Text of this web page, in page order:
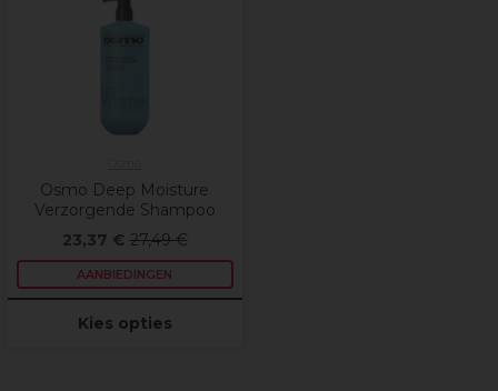
Osmo Deep Moisture
Verzorgende Shampoo
23,37 € 27,49 €
AANBIEDINGEN
Kies opties